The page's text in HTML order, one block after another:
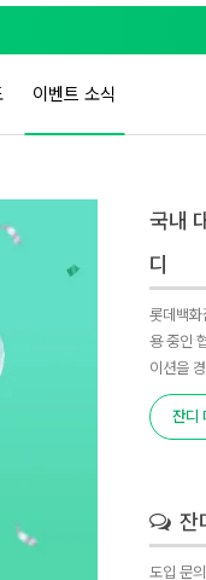
이벤트 소식
국내
디
롯데백
용 중인
이션을
잔디
잔
도입 문